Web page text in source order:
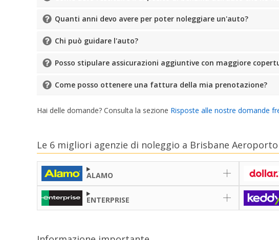
Quanti anni devo avere per poter noleggiare un'auto?
Chi può guidare l'auto?
Posso stipulare assicurazioni aggiuntive con maggiore
Come posso ottenere una fattura della mia prenotazione?
Hai delle domande? Consulta la sezione Risposte alle nostre domande
Le 6 migliori agenzie di noleggio a Brisbane
ALAMO
ENTERPRISE